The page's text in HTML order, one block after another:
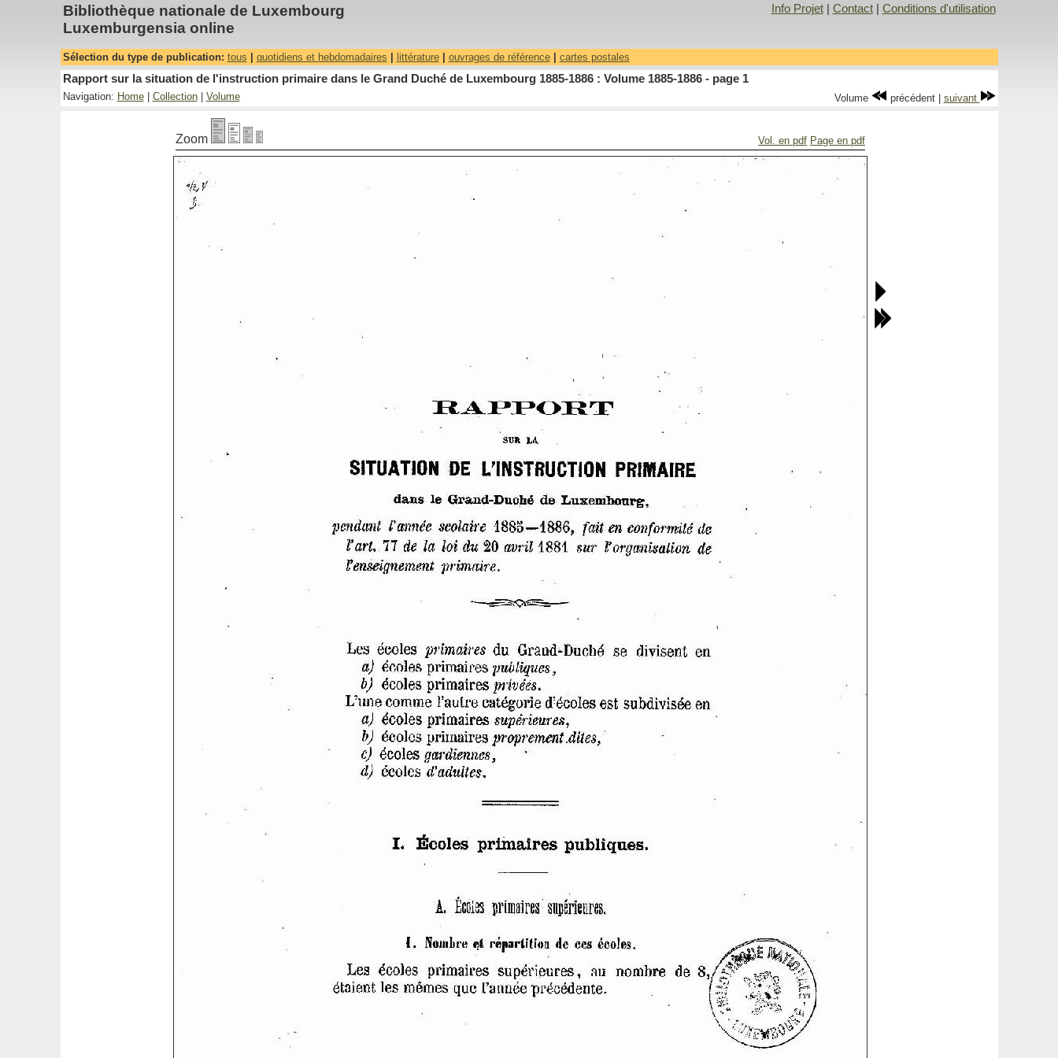
Bibliothèque nationale de Luxembourg
Luxemburgensia online
Info Projet| Contact| Conditions d'utilisation
Sélection du type de publication: tous quotidiens et hebdomadaires littérature| ouvrages de référence| cartes postales
Rapport sur la situation de l'instruction primaire dans le Grand Duché de Luxembourg 1885-1886 : Volume 1885-1886 - page 1
Navigation: Home| Collection| Volume Volume précédent | suivant
Zoom Vol. en pdf Page en pdf